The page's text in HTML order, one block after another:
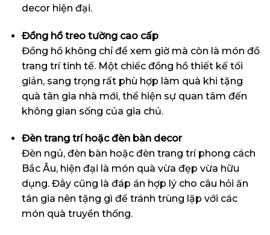
decor hiện đại.
Đồng hồ treo tường cao cấp
Đồng hồ không chỉ để xem giờ mà còn là món đồ
trang trí tinh tế. Một chiếc đồng hồ thiết kế tối
giản, sang trọng rất phù hợp làm quà khi tặng
quà tân gia nhà mới, thể hiện sự quan tâm đến
không gian sống của gia chủ.
Đèn trang trí hoặc đèn bàn decor
Đèn ngủ, đèn bàn hoặc đèn trang trí phong cách
Bắc Âu, hiện đại là món quà vừa đẹp vừa hữu
dụng. Đây cũng là đáp án hợp lý cho câu hỏi ăn
tân gia nên tặng gì để tránh trùng lặp với các
món quà truyền thống.